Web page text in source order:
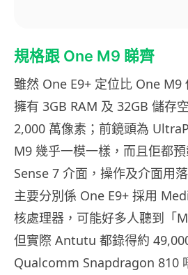
規格跟 One M9 睇齊
雖然 One E9+ 定位比 One M9
擁有 3GB RAM 及 32GB 儲存
2,000 萬像素；前鏡頭為
M9 幾乎一模一樣，而且佢都
Sense 7 介面，操作及介面用
主要分別係 One E9+ 採用
核處理器，可能好多人聽到「
但實際 Antutu 都錄得約
Qualcomm Snapdragon 810